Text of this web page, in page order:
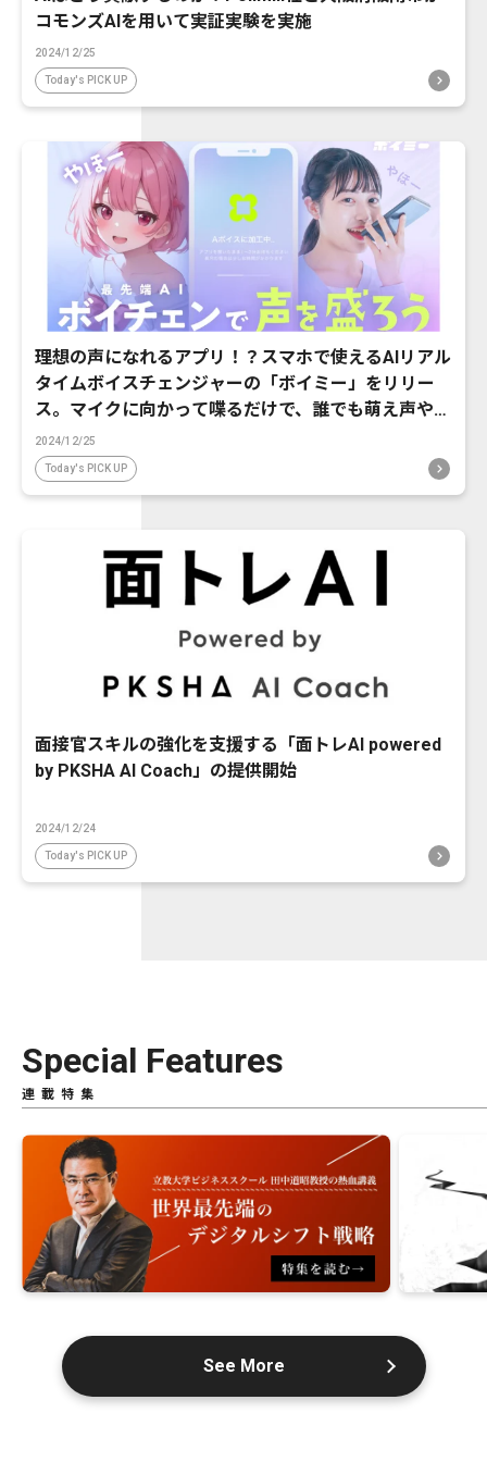
コモンズAIを用いて実証実験を実施
2024/12/25
Today's PICK UP
理想の声になれるアプリ！？スマホで使えるAIリアル
タイムボイスチェンジャーの「ボイミー」をリリー
ス。マイクに向かって喋るだけで、誰でも萌え声やイ
ケボ風に音声変換が可能に。
2024/12/25
Today's PICK UP
面接官スキルの強化を支援する「面トレAI powered
by PKSHA AI Coach」の提供開始
2024/12/24
Today's PICK UP
Special Features
連載特集
See More